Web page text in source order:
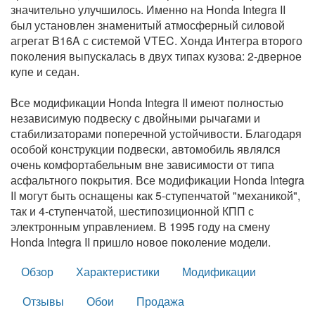
значительно улучшилось. Именно на Honda Integra II
был установлен знаменитый атмосферный силовой
агрегат B16A с системой VTEC. Хонда Интегра второго
поколения выпускалась в двух типах кузова: 2-дверное
купе и седан.
Все модификации Honda Integra II имеют полностью
независимую подвеску с двойными рычагами и
стабилизаторами поперечной устойчивости. Благодаря
особой конструкции подвески, автомобиль являлся
очень комфортабельным вне зависимости от типа
асфальтного покрытия. Все модификации Honda Integra
II могут быть оснащены как 5-ступенчатой "механикой",
так и 4-ступенчатой, шестипозиционной КПП с
электронным управлением. В 1995 году на смену
Honda Integra II пришло новое поколение модели.
Обзор
Характеристики
Модификации
Отзывы
Обои Продажа